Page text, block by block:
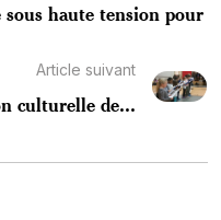
sous haute tension pour
Article suivant
culturelle de...